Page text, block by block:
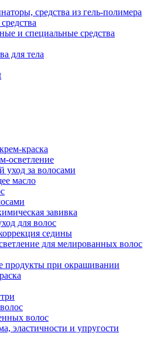
средства из гель-полимера
и специальные средства
для тела
краска
осветление
уход за волосами
масло
завивка
для волос
седины
для мелированных волос
продукты при окрашивании
волос
эластичности и упругости